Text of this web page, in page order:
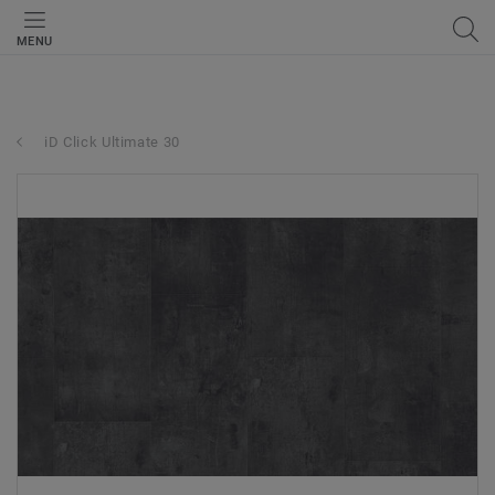
MENU
iD Click Ultimate 30